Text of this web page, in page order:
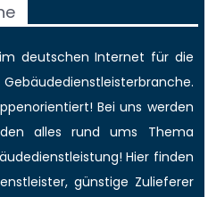
deutschen Internet für die
Bei uns werden
alles rund ums Thema
Hier finden
günstige Zulieferer